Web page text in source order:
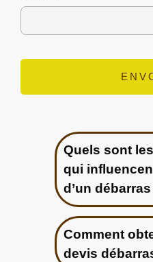
Quels sont
qui
d’un
Comment
devis